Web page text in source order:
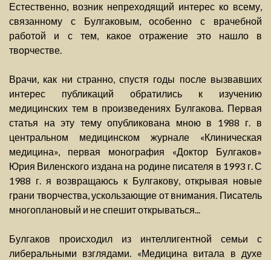
Естественно, возник непреходящий интерес ко всему,
связанному с Булгаковым, особенно с врачебной
работой и с тем, какое отражение это нашло в
творчестве.
Врачи, как ни странно, спустя годы после вызвавших
интерес публикаций обратились к изучению
медицинских тем в произведениях Булгакова. Первая
статья на эту тему опубликована мною в 1988 г. в
центральном медицинском журнале «Клиническая
медицина», первая монография «Доктор Булгаков»
Юрия Виленского издана на родине писателя в 1993 г. С
1988 г. я возвращаюсь к Булгакову, открывая новые
грани творчества, ускользающие от внимания. Писатель
многоплановый и не спешит открываться...
Булгаков происходил из интеллигентной семьи с
либеральными взглядами. «Медицина витала в духе